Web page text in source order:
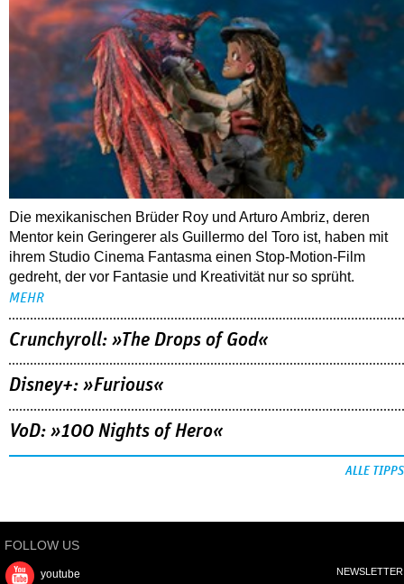
Die mexikanischen Brüder Roy und Arturo Ambriz, deren
Mentor kein Geringerer als Guillermo del Toro ist, haben mit
ihrem Studio Cinema Fantasma einen Stop-Motion-Film
gedreht, der vor Fantasie und Kreativität nur so sprüht.
MEHR
Crunchyroll: »The Drops of God«
Disney+: »Furious«
VoD: »100 Nights of Hero«
ALLE TIPPS
FOLLOW US
youtube NEWSLETTER